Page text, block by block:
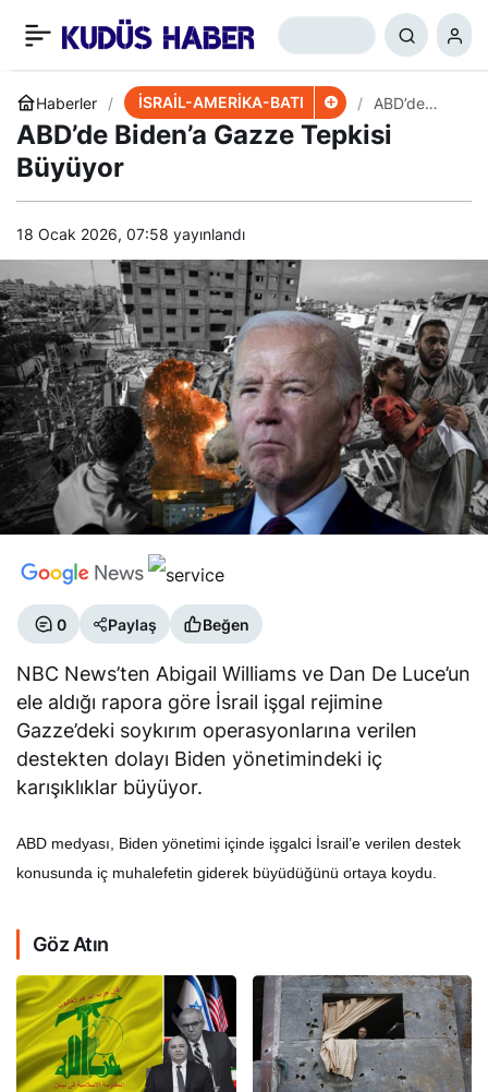
Haberler İSRAİL-AMERİKA-BATI
ABD’de
Biden’a
Gazze
ABD’de Biden’a Gazze Tepkisi
Büyüyor
18 Ocak 2026, 07:58 yayınlandı
0 Paylaş Beğen
NBC News’ten Abigail Williams ve Dan De Luce’un
ele aldığı rapora göre İsrail işgal rejimine
Gazze’deki soykırım operasyonlarına verilen
destekten dolayı Biden yönetimindeki iç
karışıklıklar büyüyor.
ABD medyası, Biden yönetimi içinde işgalci İsrail’e verilen destek
konusunda iç muhalefetin giderek büyüdüğünü ortaya koydu.
Göz Atın
Politico: İsrail’in Hamas’ın
Gücünü Kıramadı
+ 0 Paylaş